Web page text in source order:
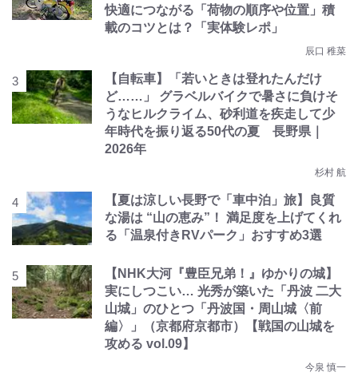
快適につながる「荷物の順序や位置」積
載のコツとは？「実体験レポ」
辰口 稚菜
【自転車】「若いときは登れたんだけ
ど……」 グラベルバイクで暑さに負けそ
うなヒルクライム、砂利道を疾走して少
年時代を振り返る50代の夏 長野県｜
2026年
杉村 航
【夏は涼しい長野で「車中泊」旅】良質
な湯は “山の恵み”！ 満足度を上げてくれ
る「温泉付きRVパーク」おすすめ3選
【NHK大河『豊臣兄弟！』ゆかりの城】
実にしつこい… 光秀が築いた「丹波 二大
山城」のひとつ「丹波国・周山城〈前
編〉」（京都府京都市）【戦国の山城を
攻める vol.09】
今泉 慎一